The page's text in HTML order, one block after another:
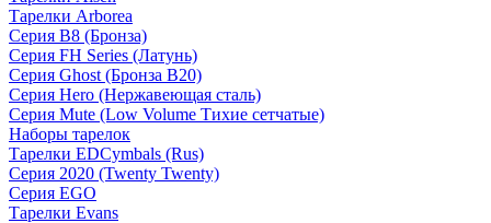
Тарелки Arborea
Серия B8 (Бронза)
Серия FH Series (Латунь)
Серия Ghost (Бронза B20)
Серия Hero (Нержавеющая сталь)
Серия Mute (Low Volume Тихие сетчатые)
Наборы тарелок
Тарелки EDCymbals (Rus)
Серия 2020 (Twenty Twenty)
Серия EGO
Тарелки Evans